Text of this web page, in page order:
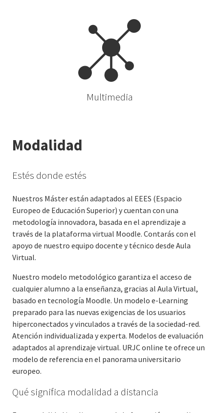
Multimedia
Modalidad
Estés donde estés
Nuestros Máster están adaptados al EEES (Espacio
Europeo de Educación Superior) y cuentan con una
metodología innovadora, basada en el aprendizaje a
través de la plataforma virtual Moodle. Contarás con el
apoyo de nuestro equipo docente y técnico desde Aula
Virtual.
Nuestro modelo metodológico garantiza el acceso de
cualquier alumno a la enseñanza, gracias al Aula Virtual,
basado en tecnología Moodle. Un modelo e-Learning
preparado para las nuevas exigencias de los usuarios
hiperconectados y vinculados a través de la sociedad-red.
Atención individualizada y experta. Modelos de evaluación
adaptados al aprendizaje virtual. URJC online te ofrece un
modelo de referencia en el panorama universitario
europeo.
Qué significa modalidad a distancia